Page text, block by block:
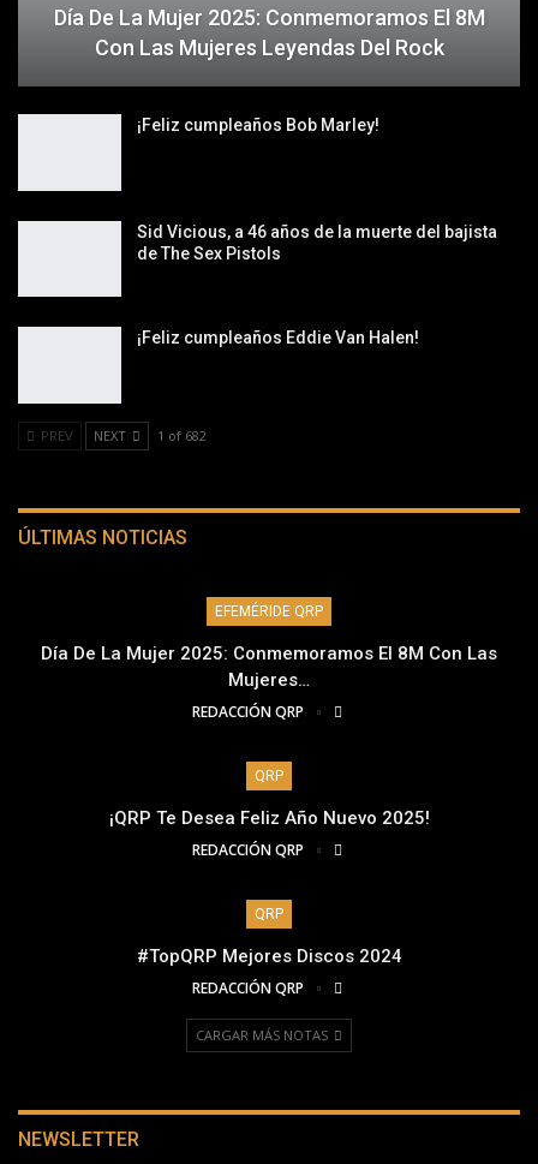
Día De La Mujer 2025: Conmemoramos El 8M
Con Las Mujeres Leyendas Del Rock
¡Feliz cumpleaños Bob Marley!
Sid Vicious, a 46 años de la muerte del bajista
de The Sex Pistols
¡Feliz cumpleaños Eddie Van Halen!
PREV NEXT 1 of 682
ÚLTIMAS NOTICIAS
EFEMÉRIDE QRP
Día De La Mujer 2025: Conmemoramos El 8M Con Las
Mujeres…
REDACCIÓN QRP
QRP
¡QRP Te Desea Feliz Año Nuevo 2025!
REDACCIÓN QRP
QRP
#TopQRP Mejores Discos 2024
REDACCIÓN QRP
CARGAR MÁS NOTAS
NEWSLETTER